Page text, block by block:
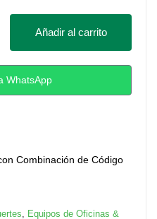
Añadir al carrito
WhatsApp
Combinación de Código
Equipos de Oficinas &